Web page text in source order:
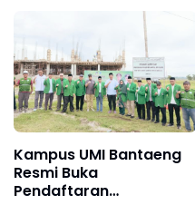
Kampus UMI Bantaeng
Resmi Buka
Pendaftaran